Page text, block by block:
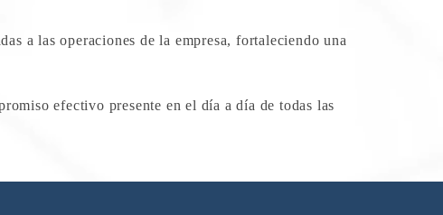
a las operaciones de la empresa, fortaleciendo una
efectivo presente en el día a día de todas las